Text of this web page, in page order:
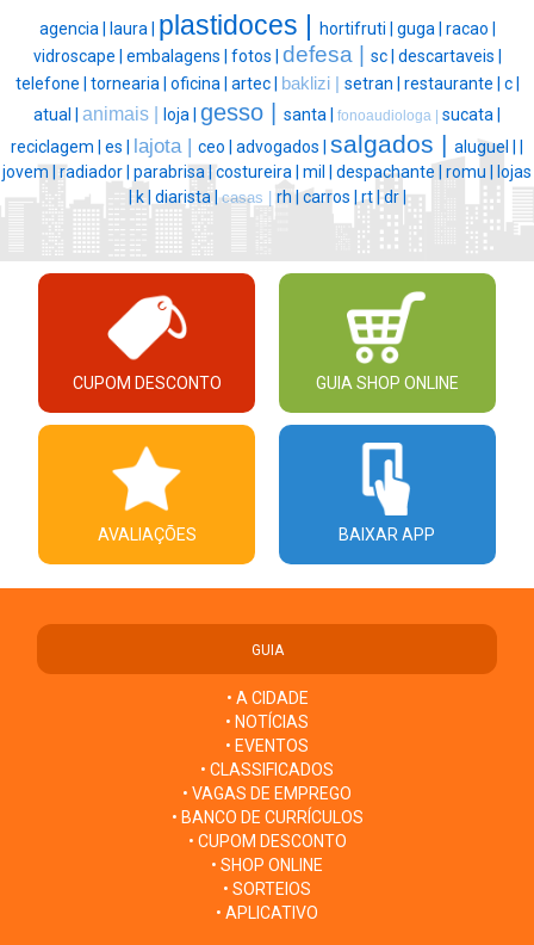
agencia | laura | plastidoces | hortifruti | guga | racao |
vidroscape | embalagens | fotos | defesa | sc | descartaveis |
telefone | tornearia | oficina | artec | baklizi | setran | restaurante | c |
atual | animais | loja | gesso | santa | fonoaudiologa | sucata |
reciclagem | es | lajota | ceo | advogados | salgados | aluguel |
jovem | radiador | parabrisa | costureira | mil | despachante | romu |
lojas
k | diarista |casas | rh |carros | rt |dr |
CUPOM DESCONTO GUIA SHOP ONLINE
AVALIAÇÕES BAIXAR APP
GUIA
• A CIDADE
• NOTÍCIAS
• EVENTOS
• CLASSIFICADOS
• VAGAS DE EMPREGO
• BANCO DE CURRÍCULOS
• CUPOM DESCONTO
• SHOP ONLINE
• SORTEIOS
• APLICATIVO